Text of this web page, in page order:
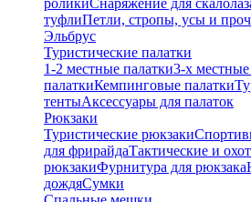
роликиСнаряжение для
туфлиПетли, стропы, усы и
Эльбрус
Туристические палатки
1-2 местные палатки3-х местные
палаткиКемпинговые палатки
тентыАксессуары для палаток
Рюкзаки
Туристические рюкзаки
для фрирайдаТактические и
рюкзакиФурнитура для рюкзака
дождяСумки